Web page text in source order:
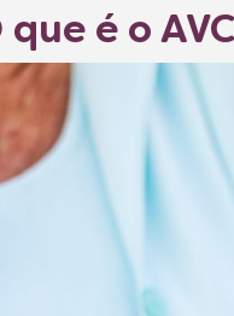
que é o